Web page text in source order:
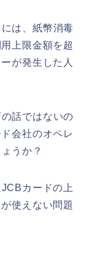
は、紙幣消毒
上限金額を超
が発生した人
話ではないの
会社のオペレ
うか？
カードの上
使えない問題